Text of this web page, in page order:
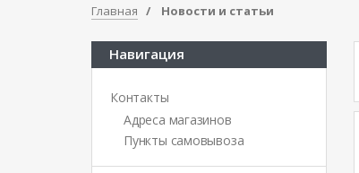
Главная Новости и статьи
Навигация
Контакты
Адреса магазинов
Пункты самовывоза